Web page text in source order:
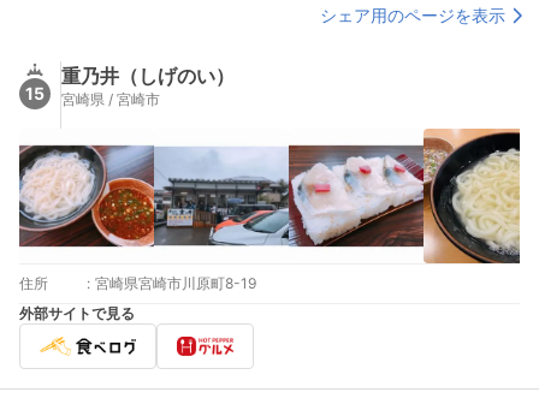
シェア用のページを表示
15
重乃井（しげのい）
宮崎県 / 宮崎市
住所 : 宮崎県宮崎市川原町8-19
外部サイトで見る